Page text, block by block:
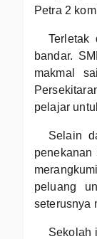
Petra 2
Terletak
bandar.
makmal
pelajar
Selain
penekanan
peluang
seterusnya
Sekolah